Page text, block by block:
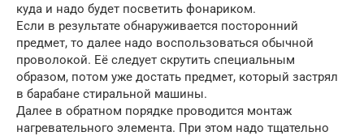
куда и надо будет посветить фонариком.
Если в результате обнаруживается посторонний
предмет, то далее надо воспользоваться обычной
проволокой. Её следует скрутить специальным
образом, потом уже достать предмет, который застрял
в барабане стиральной машины.
Далее в обратном порядке проводится монтаж
нагревательного элемента. При этом надо тщательно